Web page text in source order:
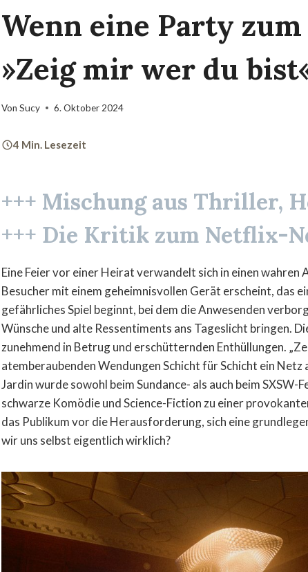
Wenn eine Party
»Zeig mir wer du
Von Sucy 6. Oktober 2024
4 Min. Lesezeit
+++ Mischung aus Thriller,
+++ Die Kritik zum Netflix-
Eine Feier vor einer Heirat verwandelt sich in einen
Besucher mit einem geheimnisvollen Gerät erscheint, das
gefährliches Spiel beginnt, bei dem die Anwesenden
Wünsche und alte Ressentiments ans Tageslicht bringen.
zunehmend in Betrug und erschütternden Enthüllungen.
atemberaubenden Wendungen Schicht für Schicht ein
Jardin wurde sowohl beim Sundance- als auch beim
schwarze Komödie und Science-Fiction zu einer
das Publikum vor die Herausforderung, sich eine
wir uns selbst eigentlich wirklich?